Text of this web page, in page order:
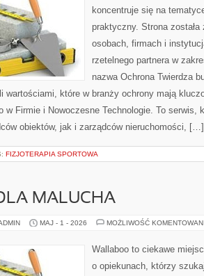
koncentruje się na
praktyczny. Strona
osobach, firmach i
rzetelnego partnera w
nazwa Ochrona Twierdza
wartościami, które w branży ochrony mają
w Firmie i Nowoczesne Technologie. To serwis,
obiektów, jak i zarządców nieruchomości, […]
FIZJOTERAPIA SPORTOWA
MALUCHA
MAJ - 1 - 2026 MOŻLIWOŚĆ
Wallaboo to ciekawe
o opiekunach, którzy